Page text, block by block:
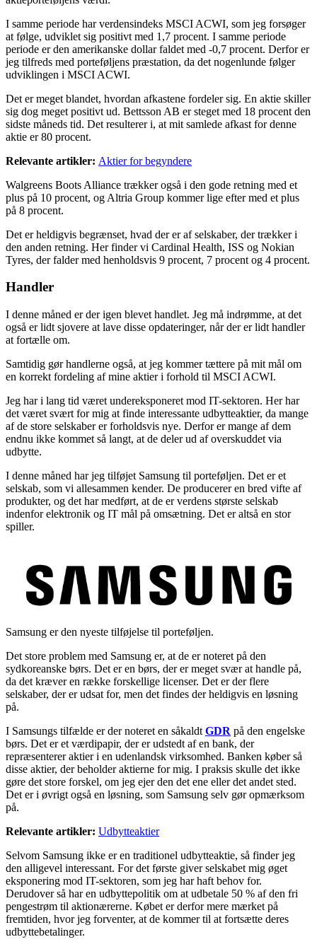
I samme periode har verdensindeks MSCI ACWI, som jeg forsøger
at følge, udviklet sig positivt med 1,7 procent. I samme periode
periode er den amerikanske dollar faldet med -0,7 procent. Derfor er
jeg tilfreds med porteføljens præstation, da det nogenlunde følger
udviklingen i MSCI ACWI.
Det er meget blandet, hvordan afkastene fordeler sig. En aktie skiller
sig dog meget positivt ud. Bettsson AB er steget med 18 procent den
sidste måneds tid. Det resulterer i, at mit samlede afkast for denne
aktie er 80 procent.
Relevante artikler: Aktier for begyndere
Walgreens Boots Alliance trækker også i den gode retning med et
plus på 10 procent, og Altria Group kommer lige efter med et plus
på 8 procent.
Det er heldigvis begrænset, hvad der er af selskaber, der trækker i
den anden retning. Her finder vi Cardinal Health, ISS og Nokian
Tyres, der falder med henholdsvis 9 procent, 7 procent og 4 procent.
Handler
I denne måned er der igen blevet handlet. Jeg må indrømme, at det
også er lidt sjovere at lave disse opdateringer, når der er lidt handler
at fortælle om.
Samtidig gør handlerne også, at jeg kommer tættere på mit mål om
en korrekt fordeling af mine aktier i forhold til MSCI ACWI.
Jeg har i lang tid været undereksponeret mod IT-sektoren. Her har
det været svært for mig at finde interessante udbytteaktier, da mange
af de store selskaber er forholdsvis nye. Derfor er mange af dem
endnu ikke kommet så langt, at de deler ud af overskuddet via
udbytte.
I denne måned har jeg tilføjet Samsung til porteføljen. Det er et
selskab, som vi allesammen kender. De producerer en bred vifte af
produkter, og det har medført, at de er verdens største selskab
indenfor elektronik og IT mål på omsætning. Det er altså en stor
spiller.
Samsung er den nyeste tilføjelse til porteføljen.
Det store problem med Samsung er, at de er noteret på den
sydkoreanske børs. Det er en børs, der er meget svær at handle på,
da det kræver en række forskellige licenser. Det er der flere
selskaber, der er udsat for, men det findes der heldigvis en løsning
på.
I Samsungs tilfælde er der noteret en såkaldt GDR på den engelske
børs. Det er et værdipapir, der er udstedt af en bank, der
repræsenterer aktier i en udenlandsk virksomhed. Banken køber så
disse aktier, der beholder aktierne for mig. I praksis skulle det ikke
gøre det store forskel, om jeg ejer den det ene eller det andet sted.
Det er i øvrigt også en løsning, som Samsung selv gør opmærksom
på.
Relevante artikler: Udbytteaktier
Selvom Samsung ikke er en traditionel udbytteaktie, så finder jeg
den alligevel interessant. For det første giver selskabet mig øget
eksponering mod IT-sektoren, som jeg har haft behov for.
Derudover så har en udbyttepolitik om at udbetale 50 % af den fri
pengestrøm til aktionærerne. Købet er derfor mere mærket på
fremtiden, hvor jeg forventer, at de kommer til at fortsætte deres
udbyttebetalinger.